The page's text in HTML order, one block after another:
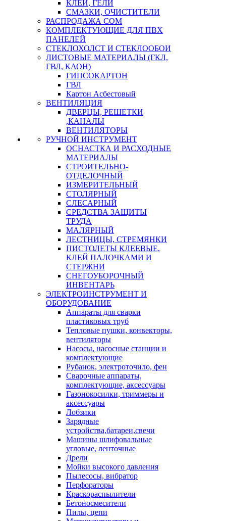
КЛЕИ, ГЕЛИ
СМАЗКИ, ОЧИСТИТЕЛИ
РАСПРОДАЖА СОМ
КОМПЛЕКТУЮЩИЕ ДЛЯ ПВХ
ПАНЕЛЕЙ
СТЕКЛОХОЛСТ И СТЕКЛООБОИ
ЛИСТОВЫЕ МАТЕРИАЛЫ (ГКЛ,
ГВЛ, КАОН)
ГИПСОКАРТОН
ГВЛ
Картон Асбестовый
ВЕНТИЛЯЦИЯ
ДВЕРЦЫ, РЕШЕТКИ
,КАНАЛЫ
ВЕНТИЛЯТОРЫ
РУЧНОЙ ИНСТРУМЕНТ
ОСНАСТКА И РАСХОДНЫЕ
МАТЕРИАЛЫ
СТРОИТЕЛЬНО-
ОТДЕЛОЧНЫЙ
ИЗМЕРИТЕЛЬНЫЙ
СТОЛЯРНЫЙ
СЛЕСАРНЫЙ
СРЕДСТВА ЗАЩИТЫ
ТРУДА
МАЛЯРНЫЙ
ЛЕСТНИЦЫ, СТРЕМЯНКИ
ПИСТОЛЕТЫ КЛЕЕВЫЕ,
КЛЕЙ ПАЛОЧКАМИ И
СТЕРЖНИ
СНЕГОУБОРОЧНЫЙ
ИНВЕНТАРЬ
ЭЛЕКТРОИНСТРУМЕНТ И
ОБОРУДОВАНИЕ
Аппараты для сварки
пластиковых труб
Тепловые пушки, конвекторы,
вентиляторы
Насосы, насосные станции и
комплектующие
Рубанок, электроточило, фен
Сварочные аппараты,
комплектующие, аксессуары
Газонокосилки, триммеры и
аксессуары
Лобзики
Зарядные
устройства,батареи,свечи
Машины шлифовальные
угловые, ленточные
Дрели
Мойки высокого давления
Пылесосы, вибратор
Перфораторы
Краскораспылители
Бетоносмесители
Пилы, цепи